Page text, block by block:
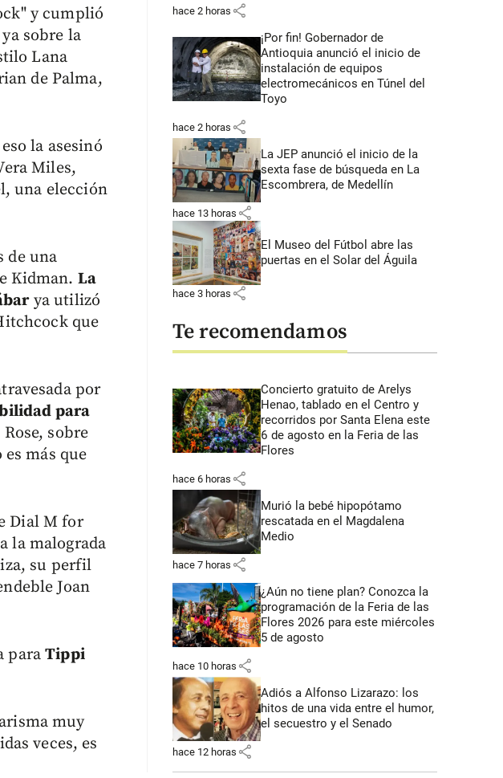
y cumplió
sobre la
Lana
de Palma,
la asesinó
Miles,
una elección
de una
Kidman. La
ya utilizó
que
por
para
sobre
más que
Dial M for
la malograda
su perfil
Joan
paraTippi
muy
veces, es
hace 2 horas share
¡Por fin! Gobernador de
Antioquia anunció el inicio de
instalación de equipos
electromecánicos en Túnel del
Toyo
hace 2 horas share
La JEP anunció el inicio de la
sexta fase de búsqueda en La
Escombrera, de Medellín
hace 13 horas share
El Museo del Fútbol abre las
puertas en el Solar del Águila
hace 3 horas share
Te recomendamos
Concierto gratuito de Arelys
Henao, tablado en el Centro y
recorridos por Santa Elena este
6 de agosto en la Feria de las
Flores
hace 6 horas share
Murió la bebé hipopótamo
rescatada en el Magdalena
Medio
hace 7 horas share
¿Aún no tiene plan? Conozca la
programación de la Feria de las
Flores 2026 para este miércoles
5 de agosto
hace 10 horas share
Adiós a Alfonso Lizarazo: los
hitos de una vida entre el humor,
el secuestro y el Senado
hace 12 horas share